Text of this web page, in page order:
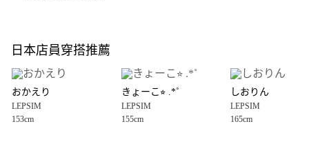
全盈+PAY
大哥付你分期
【大哥付你分期使用說明】
1.本服務由台灣大哥大提供，台灣大哥大用戶可立即使用無須另外申請。
2.付款方式選擇「大哥付你分期」，訂單成立後會自動跳轉到大哥付的交易
AFTEE先享後付
日本店員穿搭推薦
おかえり
LEPSIM
153cm
きょーこ⭐︎ .*˚
LEPSIM
155cm
しおりん
LEPSIM
165cm